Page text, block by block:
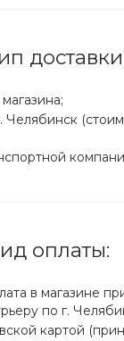
Челябинск
оплаты:
в магазине
по г.
картой